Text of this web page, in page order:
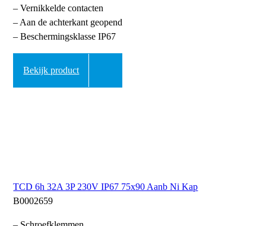
– Vernikkelde contacten
– Aan de achterkant geopend
– Beschermingsklasse IP67
Bekijk product
TCD 6h 32A 3P 230V IP67 75x90 Aanb Ni Kap
B0002659